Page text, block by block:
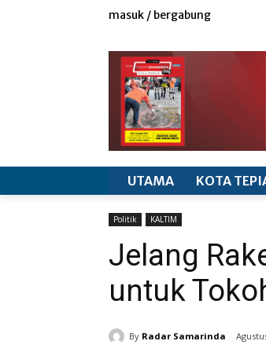
masuk / bergabung
UTAMA KOTA
Politik KALTIM
Jelang
untuk
By Radar Samarinda